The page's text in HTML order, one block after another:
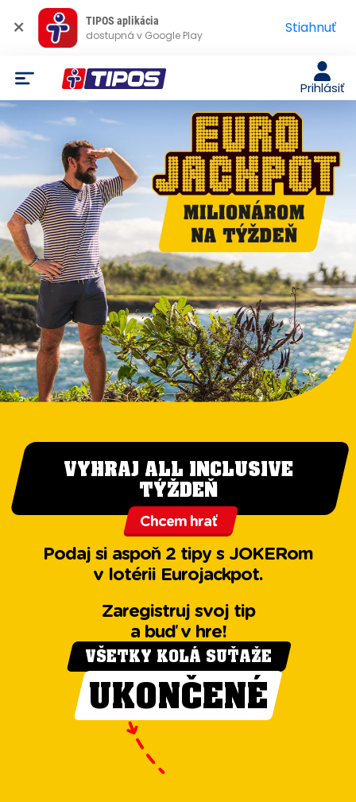
× TIPOS aplikácia
dostupná v Google Play Stiahnuť
Prihlásiť